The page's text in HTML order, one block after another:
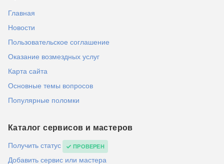
Главная
Новости
Пользовательское соглашение
Оказание возмездных услуг
Карта сайта
Основные темы вопросов
Популярные поломки
Каталог сервисов и мастеров
Получить статус ПРОВЕРЕН
Добавить сервис или мастера